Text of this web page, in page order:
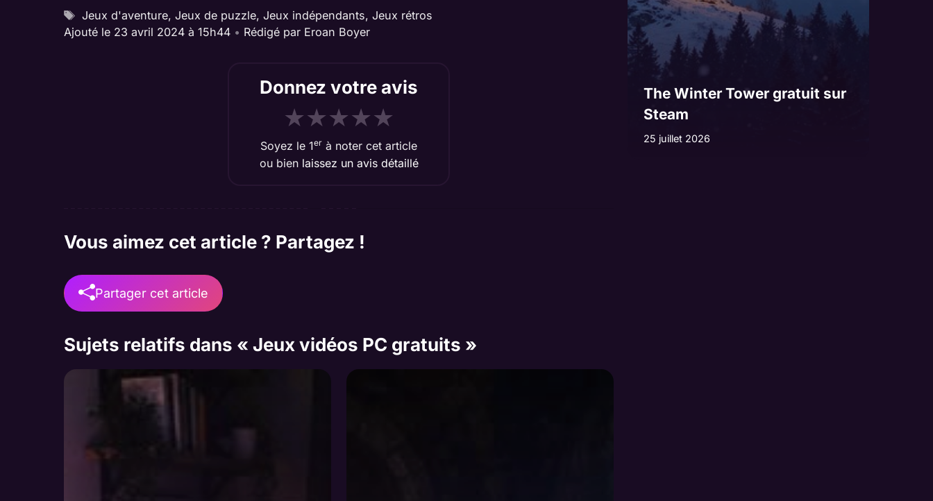
Étiquettes
Jeux d'aventure, Jeux de puzzle, Jeux indépendants, Jeux rétros
Ajouté le 23 avril 2024 à 15h44 • Rédigé par Eroan Boyer
Donnez votre avis
★★★★★
Soyez le 1er à noter cet article
ou bien laissez un avis détaillé
Vous aimez cet article ? Partagez !
Partager cet article
Sujets relatifs dans « Jeux vidéos PC gratuits »
The Winter Tower gratuit sur
Steam
25 juillet 2026